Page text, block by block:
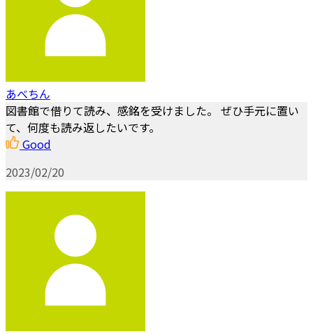
あべちん
図書館で借りて読み、感銘を受けました。 ぜひ手元に置い
て、何度も読み返したいです。
Good
2023/02/20